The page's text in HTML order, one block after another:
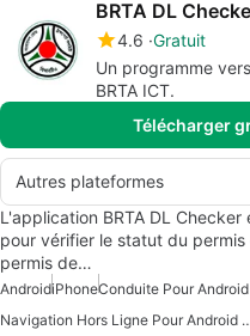
BRTA DL
4.6 Gratuit
Un programme
BRTA ICT.
Télécharger
Autres plateformes
L'application BRTA DL
pour vérifier le statut du
permis de…
AndroidiPhoneConduite Pour
Navigation Hors